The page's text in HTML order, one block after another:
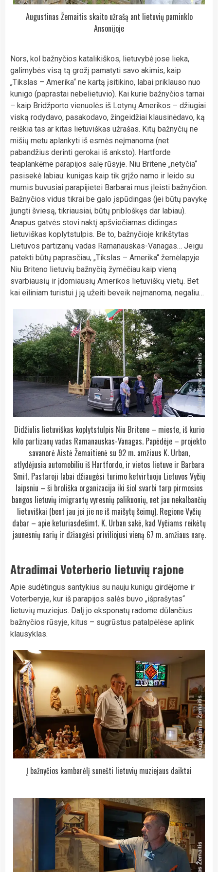
Augustinas Žemaitis skaito užrašą ant lietuvių paminklo
Ansonijoje
Nors, kol bažnyčios katalikiškos, lietuvybė jose lieka,
galimybės visą tą grožį pamatyti savo akimis, kaip
„Tikslas – Amerika“ ne kartą įsitikino, labai priklauso nuo
kunigo (paprastai nebelietuvio). Kai kurie bažnyčios tarnai
– kaip Bridžporto vienuolės iš Lotynų Amerikos – džiugiai
viską rodydavo, pasakodavo, žingeidžiai klausinėdavo, ką
reiškia tas ar kitas lietuviškas užrašas. Kitų bažnyčių ne
mišių metu aplankyti iš esmės neįmanoma (net
pabandžius derinti gerokai iš anksto). Hartforde
teaplankėme parapijos salę rūsyje. Niu Britene „netyčia“
pasisekė labiau: kunigas kaip tik grįžo namo ir leido su
mumis buvusiai parapijietei Barbarai mus įleisti bažnyčion.
Bažnyčios vidus tikrai be galo įspūdingas (jei būtų pavykę
įjungti šviesą, tikriausiai, būtų pribloškęs dar labiau).
Anapus gatvės stovi naktį apšviečiamas didingas
lietuviškas koplytstulpis. Be to, bažnyčioje krikštytas
Lietuvos partizanų vadas Ramanauskas-Vanagas… Jeigu
patekti būtų paprasčiau, „Tikslas – Amerika“ žemėlapyje
Niu Briteno lietuvių bažnyčią žymėčiau kaip vieną
svarbiausių ir įdomiausių Amerikos lietuviškų vietų. Bet
kai eiliniam turistui į ją užeiti beveik neįmanoma, negaliu…
Didžiulis lietuviškas koplytstulpis Niu Britene – mieste, iš kurio
kilo partizanų vadas Ramanauskas-Vanagas. Papėdėje – projekto
savanorė Aistė Žemaitienė su 92 m. amžiaus K. Urban,
atlydėjusia automobiliu iš Hartfordo, ir vietos lietuve ir Barbara
Smit. Pastaroji labai džiaugėsi turimo ketvirtuoju Lietuvos Vyčių
laipsniu – ši broliška organizacija iki šiol svarbi tarp pirmosios
bangos lietuvių imigrantų vyresnių palikuonių, net jau nekalbančių
lietuviškai (bent jau jei jie ne iš maišytų šeimų). Regione Vyčių
dabar – apie keturiasdešimt. K. Urban sakė, kad Vyčiams reikėtų
jaunesnių narių ir džiaugėsi priviliojusi vieną 67 m. amžiaus narę.
Atradimai Voterberio lietuvių rajone
Apie sudėtingus santykius su nauju kunigu girdėjome ir
Voterberyje, kur iš parapijos salės buvo „išprašytas“
lietuvių muziejus. Dalį jo eksponatų radome dūlančius
bažnyčios rūsyje, kitus – sugrūstus patalpėlėse aplink
klausyklas.
Į bažnyčios kambarėlį sunešti lietuvių muziejaus daiktai